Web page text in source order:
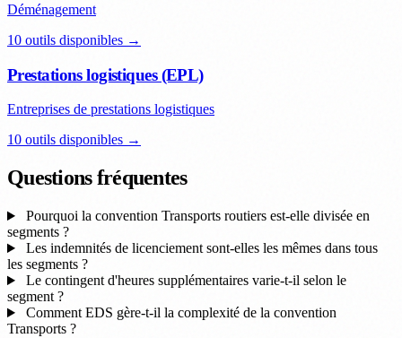
Déménagement
10 outils disponibles →
Prestations logistiques (EPL)
Entreprises de prestations logistiques
10 outils disponibles →
Questions fréquentes
Pourquoi la convention Transports routiers est-elle divisée en
segments ?
Les indemnités de licenciement sont-elles les mêmes dans tous
les segments ?
Le contingent d'heures supplémentaires varie-t-il selon le
segment ?
Comment EDS gère-t-il la complexité de la convention
Transports ?